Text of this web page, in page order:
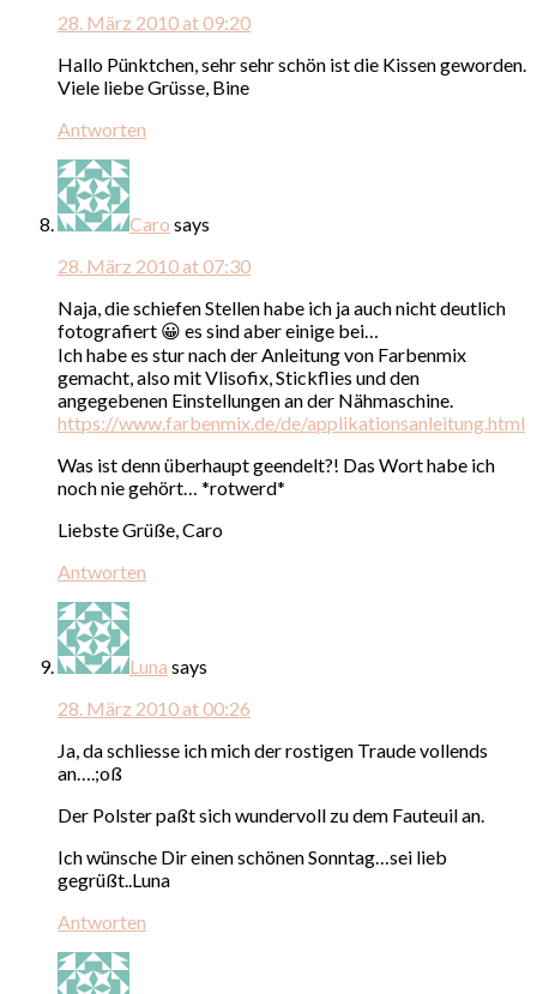
28. März 2010 at 09:20
Hallo Pünktchen, sehr sehr schön ist die Kissen geworden.
Viele liebe Grüsse, Bine
Antworten
Caro says
28. März 2010 at 07:30
Naja, die schiefen Stellen habe ich ja auch nicht deutlich
fotografiert 😀 es sind aber einige bei…
Ich habe es stur nach der Anleitung von Farbenmix
gemacht, also mit Vlisofix, Stickflies und den
angegebenen Einstellungen an der Nähmaschine.
https://www.farbenmix.de/de/applikationsanleitung.html
Was ist denn überhaupt geendelt?! Das Wort habe ich
noch nie gehört… *rotwerd*
Liebste Grüße, Caro
Antworten
Luna says
28. März 2010 at 00:26
Ja, da schliesse ich mich der rostigen Traude vollends
an….;oß
Der Polster paßt sich wundervoll zu dem Fauteuil an.
Ich wünsche Dir einen schönen Sonntag…sei lieb
gegrüßt..Luna
Antworten